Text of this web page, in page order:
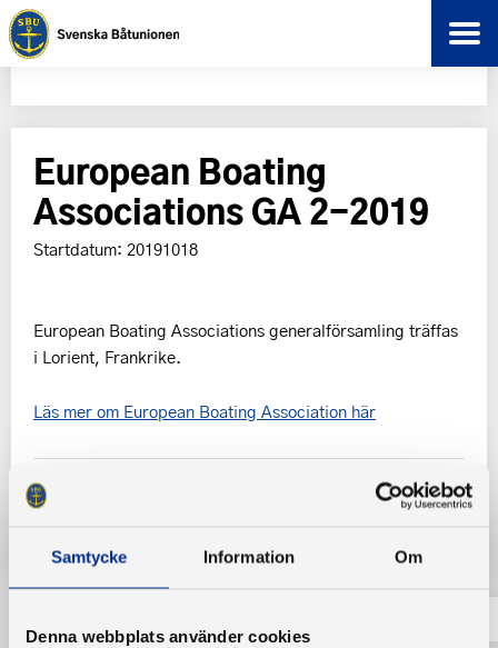
Samtycke Information Om
Denna webbplats använder cookies
European Boating
Associations GA 2-2019
Startdatum: 20191018
European Boating Associations generalförsamling träffas
i Lorient, Frankrike.
Läs mer om European Boating Association här